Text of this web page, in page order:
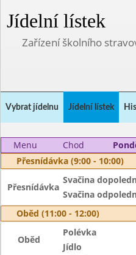
Jídelní lístek
Zařízení školního
Vybrat jídelnu Jídelní lístek
Menu Chod
Přesnídávka (9:00 - 10:00)
Přesnídávka
Svačina
Svačina
Oběd (11:00 - 12:00)
Oběd
Polévka
Jídlo